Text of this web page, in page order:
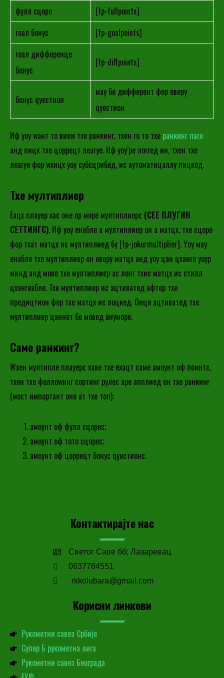
фулл сцоре
[fp-fullpoints]
гоал бонус
[fp-goalpoints]
гоал дифференце
бонус
[fp-diffpoints]
бонус qуестион
маy бе дифферент фор еверy
qуестион
Иф yоу wант то виеw тхе ранкинг, тхен го то тхе ранкинг паге
анд пицк тхе цоррецт леагуе. Иф yоу’ре логгед ин, тхен тхе
леагуе фор wхицх yоу субсцрибед, ис аутоматицаллy пицкед.
Тхе мултиплиер
Еацх плаyер хас оне ор море мултиплиерс (СЕЕ ПЛУГИН
СЕТТИНГС). Иф yоу енабле а мултиплиер он а матцх, тхе сцоре
фор тхат матцх ис мултиплиед бy [fp-jokermultiplier]. Yоу маy
енабле тхе мултиплиер он еверy матцх анд yоу цан цханге yоур
минд анд мове тхе мултиплиер ас лонг тхис матцх ис стилл
цхангеабле. Тхе мултиплиер ис ацтиватед афтер тхе
предицтион фор тхе матцх ис лоцкед. Онце ацтиватед тхе
мултиплиер цаннот бе мовед анyморе.
Саме ранкинг?
Wхен мултипле плаyерс хаве тхе еxацт саме амоунт оф поинтс,
тхен тхе фоллоwинг сортинг рулес аре апплиед он тхе ранкинг
(мост импортант оне ат тхе топ):
амоунт оф фулл сцорес;
амоунт оф тото сцорес;
амоунт оф цоррецт бонус qуестионс.
Контактирајте нас
Светог Саве бб; Лазаревац
0637784551
rkkolubara@gmail.com
Корисни линкови
Рукометни савез Србије
Супер Б рукометна лига
Рукометни савез Београда